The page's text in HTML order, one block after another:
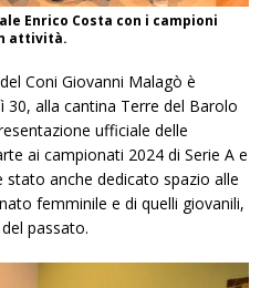
Enrico Costa con i campioni
attività.
Coni Giovanni Malagò è
alla cantina Terre del Barolo
ufficiale delle
ai campionati 2024 di Serie A e
anche dedicato spazio alle
femminile e di quelli giovanili,
passato.